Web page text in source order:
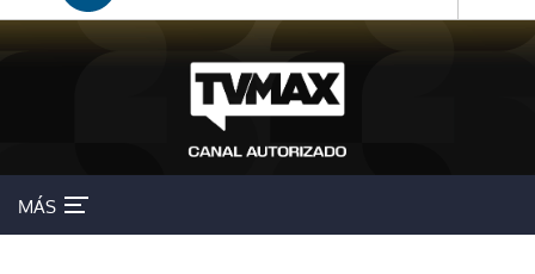
MÁS